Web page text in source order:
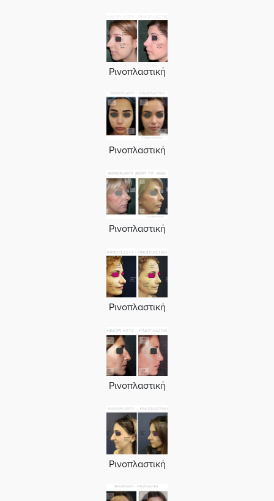
Ρινοπλαστική
Ρινοπλαστική
Ρινοπλαστική
Ρινοπλαστική
Ρινοπλαστική
Ρινοπλαστική